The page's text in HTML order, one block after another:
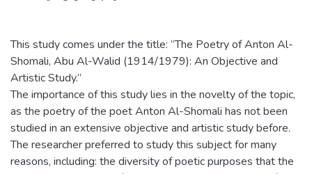
This study comes under the title: “The Poetry of Anton Al-
Shomali, Abu Al-Walid (1914/1979): An Objective and
Artistic Study.”
The importance of this study lies in the novelty of the topic,
as the poetry of the poet Anton Al-Shomali has not been
studied in an extensive objective and artistic study before.
The researcher preferred to study this subject for many
reasons, including: the diversity of poetic purposes that the